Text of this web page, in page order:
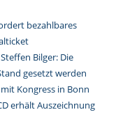
bezahlbares
Bilger: Die
gesetzt werden
Kongress in Bonn
erhält Auszeichnung